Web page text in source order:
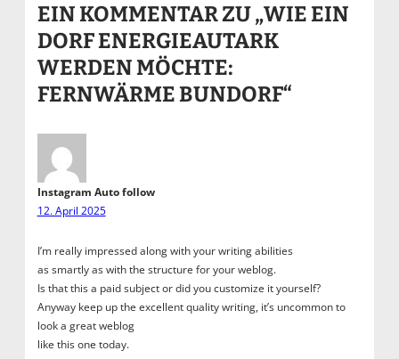
EIN KOMMENTAR ZU „WIE EIN
DORF ENERGIEAUTARK
WERDEN MÖCHTE:
FERNWÄRME BUNDORF“
Instagram Auto follow
12. April 2025
I’m really impressed along with your writing abilities
as smartly as with the structure for your weblog.
Is that this a paid subject or did you customize it yourself?
Anyway keep up the excellent quality writing, it’s uncommon to
look a great weblog
like this one today.